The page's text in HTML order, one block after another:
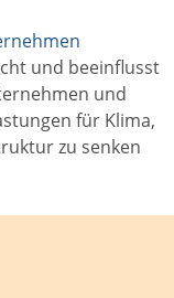
und beeinflusst
und
für Klima,
zu senken